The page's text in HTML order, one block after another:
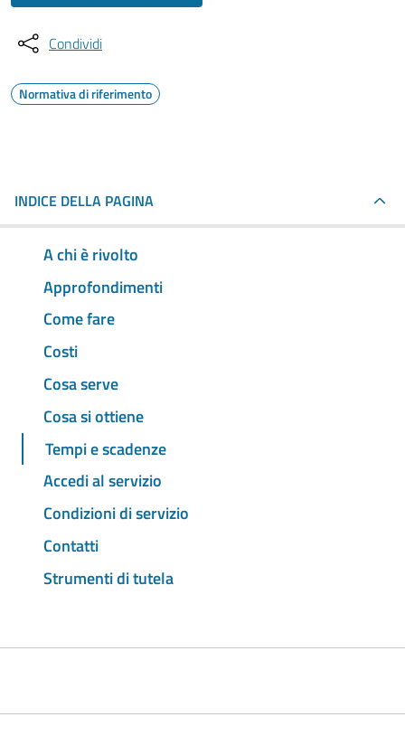
Condividi
Normativa di riferimento
INDICE DELLA PAGINA
A chi è rivolto
Approfondimenti
Come fare
Costi
Cosa serve
Cosa si ottiene
Tempi e scadenze
Accedi al servizio
Condizioni di servizio
Contatti
Strumenti di tutela